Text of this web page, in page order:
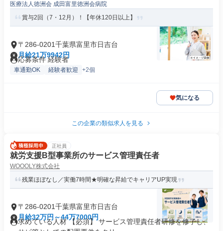
医療法人徳洲会 成田富里徳洲会病院
賞与2回（7・12月）！【年休120日以上】
〒286-0201千葉県富里市日吉台
月給21万9942円
応募条件 経験者
車通勤OK 経験者歓迎 +2個
気になる
この企業の類似求人を見る
正社員
就労支援B型事業所のサービス管理責任者
WOOOLY株式会社
残業ほぼなし／実働7時間★明確な昇給でキャリアUP実現
〒286-0201千葉県富里市日吉台
月給32万円～44万7000円
求めている人材 【必須】 サービス管理責任者研修を修了し、